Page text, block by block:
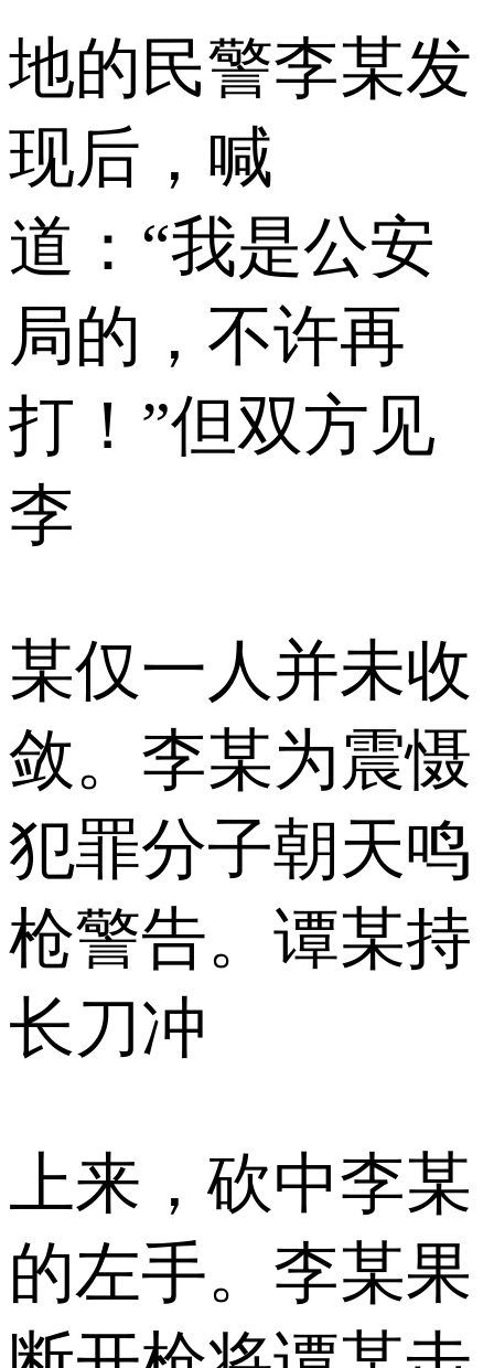
地的民警李某发
现后，喊
道：“我是公安
局的，不许再
打！”但双方见
李
某仅一人并未收
敛。李某为震慑
犯罪分子朝天鸣
枪警告。谭某持
长刀冲
上来，砍中李某
的左手。李某果